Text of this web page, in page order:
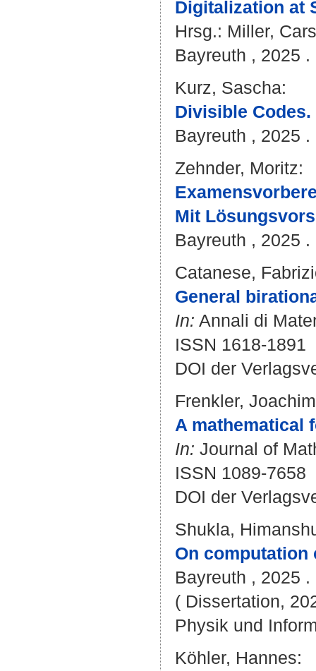
Digitalization at
Hrsg.: Miller,
Bayreuth , 2025
Kurz, Sascha:
Divisible Codes.
Bayreuth , 2025 .
Zehnder, Moritz:
Mit
Bayreuth , 2025
Catanese,
General
In: Annali di
ISSN 1618-1891
DOI der
Frenkler, Joachim
A mathematical
In: Journal of
ISSN 1089-7658
DOI der
Shukla,
On computation
Bayreuth , 2025 .
( Dissertation,
Physik und
Köhler, Hannes: